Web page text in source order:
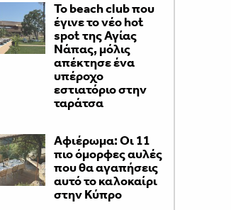
Το beach club που
έγινε το νέο hot
spot της Αγίας
Νάπας, μόλις
απέκτησε ένα
υπέροχο
εστιατόριο στην
ταράτσα
Αφιέρωμα: Οι 11
πιο όμορφες αυλές
που θα αγαπήσεις
αυτό το καλοκαίρι
στην Κύπρο